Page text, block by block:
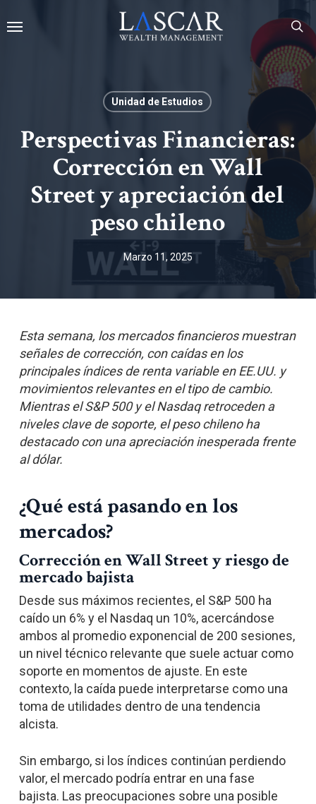
main
Unidad de Estudios
Perspectivas Financieras:
Corrección en Wall
Street y apreciación del
peso chileno
Marzo 11, 2025
Esta semana, los mercados financieros muestran
señales de corrección, con caídas en los
principales índices de renta variable en EE.UU. y
movimientos relevantes en el tipo de cambio.
Mientras el S&P 500 y el Nasdaq retroceden a
niveles clave de soporte, el peso chileno ha
destacado con una apreciación inesperada frente
al dólar.
¿Qué está pasando en los
mercados?
Corrección en Wall Street y riesgo de
mercado bajista
Desde sus máximos recientes, el S&P 500 ha
caído un 6% y el Nasdaq un 10%, acercándose
ambos al promedio exponencial de 200 sesiones,
un nivel técnico relevante que suele actuar como
soporte en momentos de ajuste. En este
contexto, la caída puede interpretarse como una
toma de utilidades dentro de una tendencia
alcista.
Sin embargo, si los índices continúan perdiendo
valor, el mercado podría entrar en una fase
bajista. Las preocupaciones sobre una posible